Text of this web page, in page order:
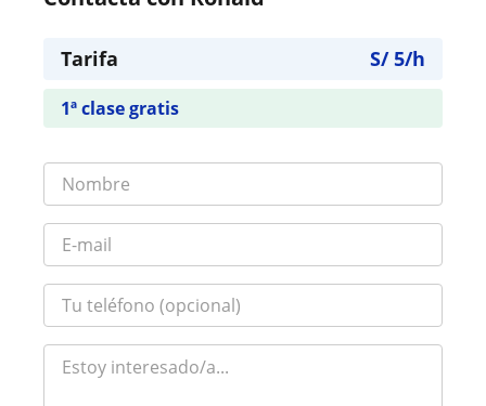
Tarifa S/5/h
1ª clase gratis